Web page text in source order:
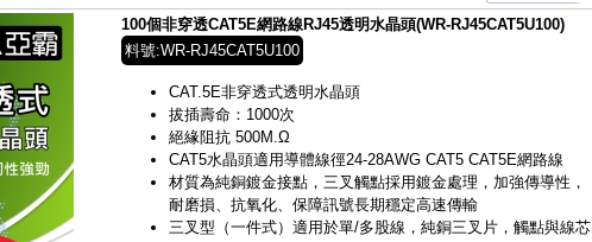
100個非穿透CAT5E網路線RJ45透明水晶頭(WR-RJ45CAT5U100)
料號:WR-RJ45CAT5U100
CAT.5E非穿透式透明水晶頭
拔插壽命：1000次
絕緣阻抗 500M.Ω
CAT5水晶頭適用導體線徑24-28AWG CAT5 CAT5E網路線
材質為純銅鍍金接點，三叉觸點採用鍍金處理，加強傳導性，
耐磨損、抗氧化、保障訊號長期穩定高速傳輸
三叉型（一件式）適用於單/多股線，純銅三叉片，觸點與線芯